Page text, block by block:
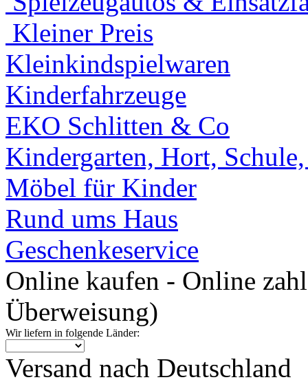
Kleiner Preis
Kleinkindspielwaren
Kinderfahrzeuge
EKO Schlitten & Co
Kindergarten, Hort,
Möbel für Kinder
Rund ums Haus
Geschenkeservice
Online kaufen - Online
Überweisung)
Wir liefern in folgende Länder:
Versand nach Deutschland